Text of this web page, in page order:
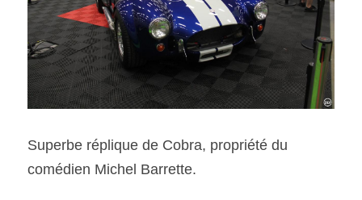
Superbe réplique de Cobra, propriété du
comédien Michel Barrette.